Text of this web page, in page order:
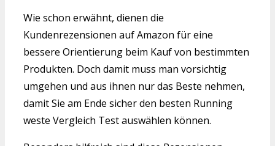
Wie schon erwähnt, dienen die
Kundenrezensionen auf Amazon für eine
bessere Orientierung beim Kauf von bestimmten
Produkten. Doch damit muss man vorsichtig
umgehen und aus ihnen nur das Beste nehmen,
damit Sie am Ende sicher den besten Running
weste Vergleich Test auswählen können.